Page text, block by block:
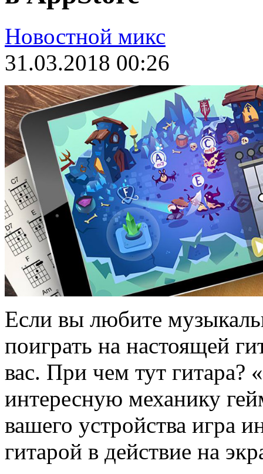
Новостной микс
31.03.2018 00:26
Если вы любите
поиграть на настоящей
вас. При чем тут гитара?
интересную механику
вашего устройства игра
гитарой в действие на